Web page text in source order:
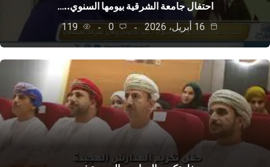
احتفال جامعة الشرقية بيومها السنوي..…
0
119